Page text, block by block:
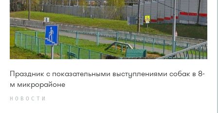
Праздник с показательными выступлениями собак в 8-
м микрорайоне
НОВОСТИ